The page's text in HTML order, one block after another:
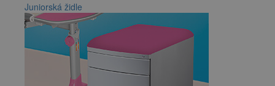
Juniorská židle